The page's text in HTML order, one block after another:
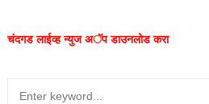
चंदगड लाईव्ह न्युज अॅप डाउनलोड करा